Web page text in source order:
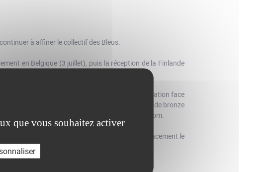
à affiner le collectif des Bleus.
en Belgique (3 juillet), puis la réception de la Finlande
à Orléans et disputera deux matches de préparation face
cette rencontre au sommet face aux médaillés de bronze
(places à partir de 30 euros) : billetterie.ffbb.com.
Arena (27 août) puis effectueront un déplacement le
que vous souhaitez activer